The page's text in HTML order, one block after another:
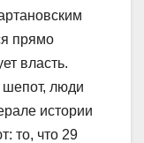
прямо
власть.
шепот, люди
истории
то, что 29